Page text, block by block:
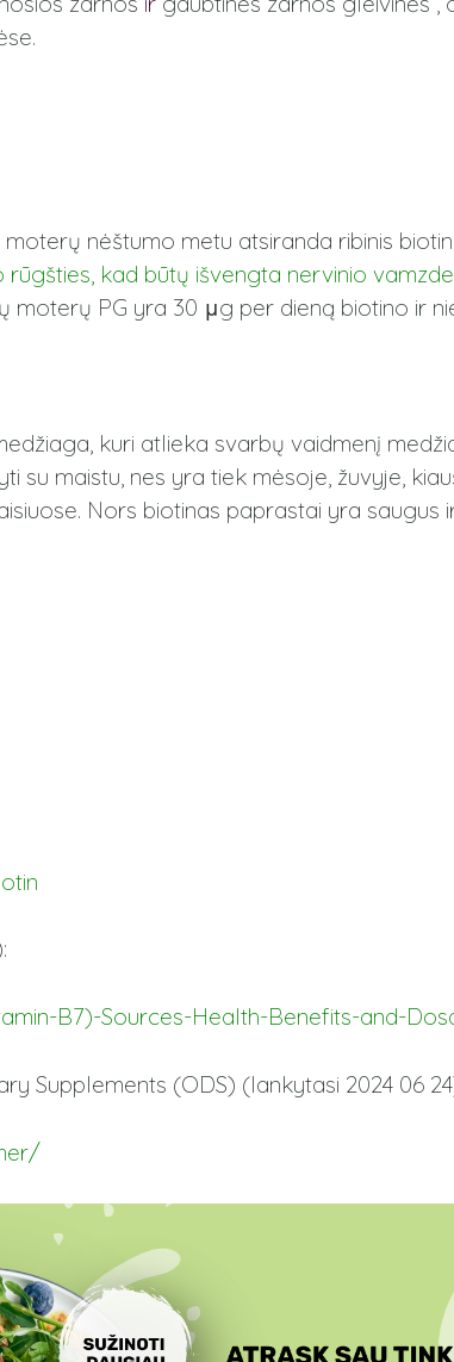
nėštumo metu atsiranda ribinis
kad būtų išvengta nervinio
moterų PG yra 30 μg per dieną biotino ir
kuri atlieka svarbų vaidmenį
maistu, nes yra tiek mėsoje, žuvyje,
Nors biotinas paprastai yra
B7)-Sources-Health-Benefits-and-
Supplements (ODS) (lankytasi 2024 06